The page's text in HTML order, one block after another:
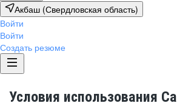
Акбаш (Свердловская область)
Войти
Войти
Создать резюме
Условия использования